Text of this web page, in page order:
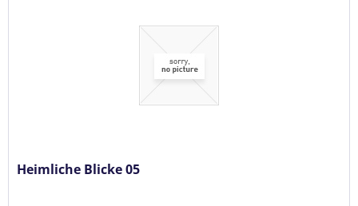
Heimliche Blicke 05